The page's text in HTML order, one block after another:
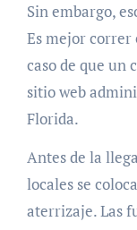
Sin embargo,
Es mejor
caso de que un
sitio web
Florida.
Antes de la
locales se
aterrizaje. Las